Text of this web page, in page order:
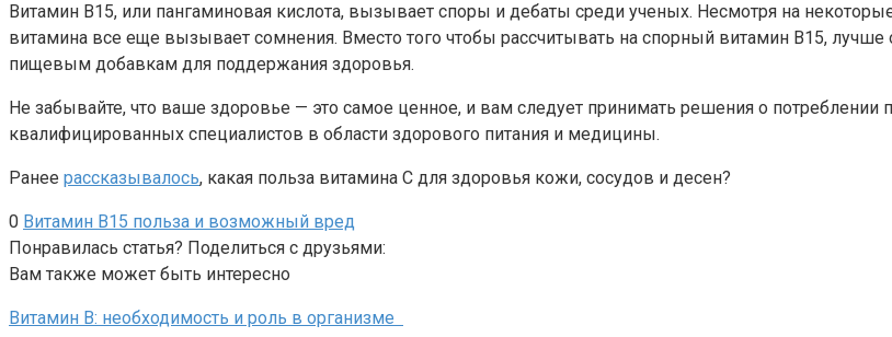
Витамин В15, или пангаминовая кислота, вызывает споры и дебаты среди ученых. Несмотря на
витамина все еще вызывает сомнения. Вместо того чтобы рассчитывать на спорный витамин В15,
пищевым добавкам для поддержания здоровья.
Не забывайте, что ваше здоровье — это самое ценное, и вам следует принимать решения о
квалифицированных специалистов в области здорового питания и медицины.
Ранее рассказывалось, какая польза витамина С для здоровья кожи, сосудов и десен?
0 Витамин B15 польза и возможный вред
Понравилась статья? Поделиться с друзьями:
Вам также может быть интересно
Витамин B: необходимость и роль в организме